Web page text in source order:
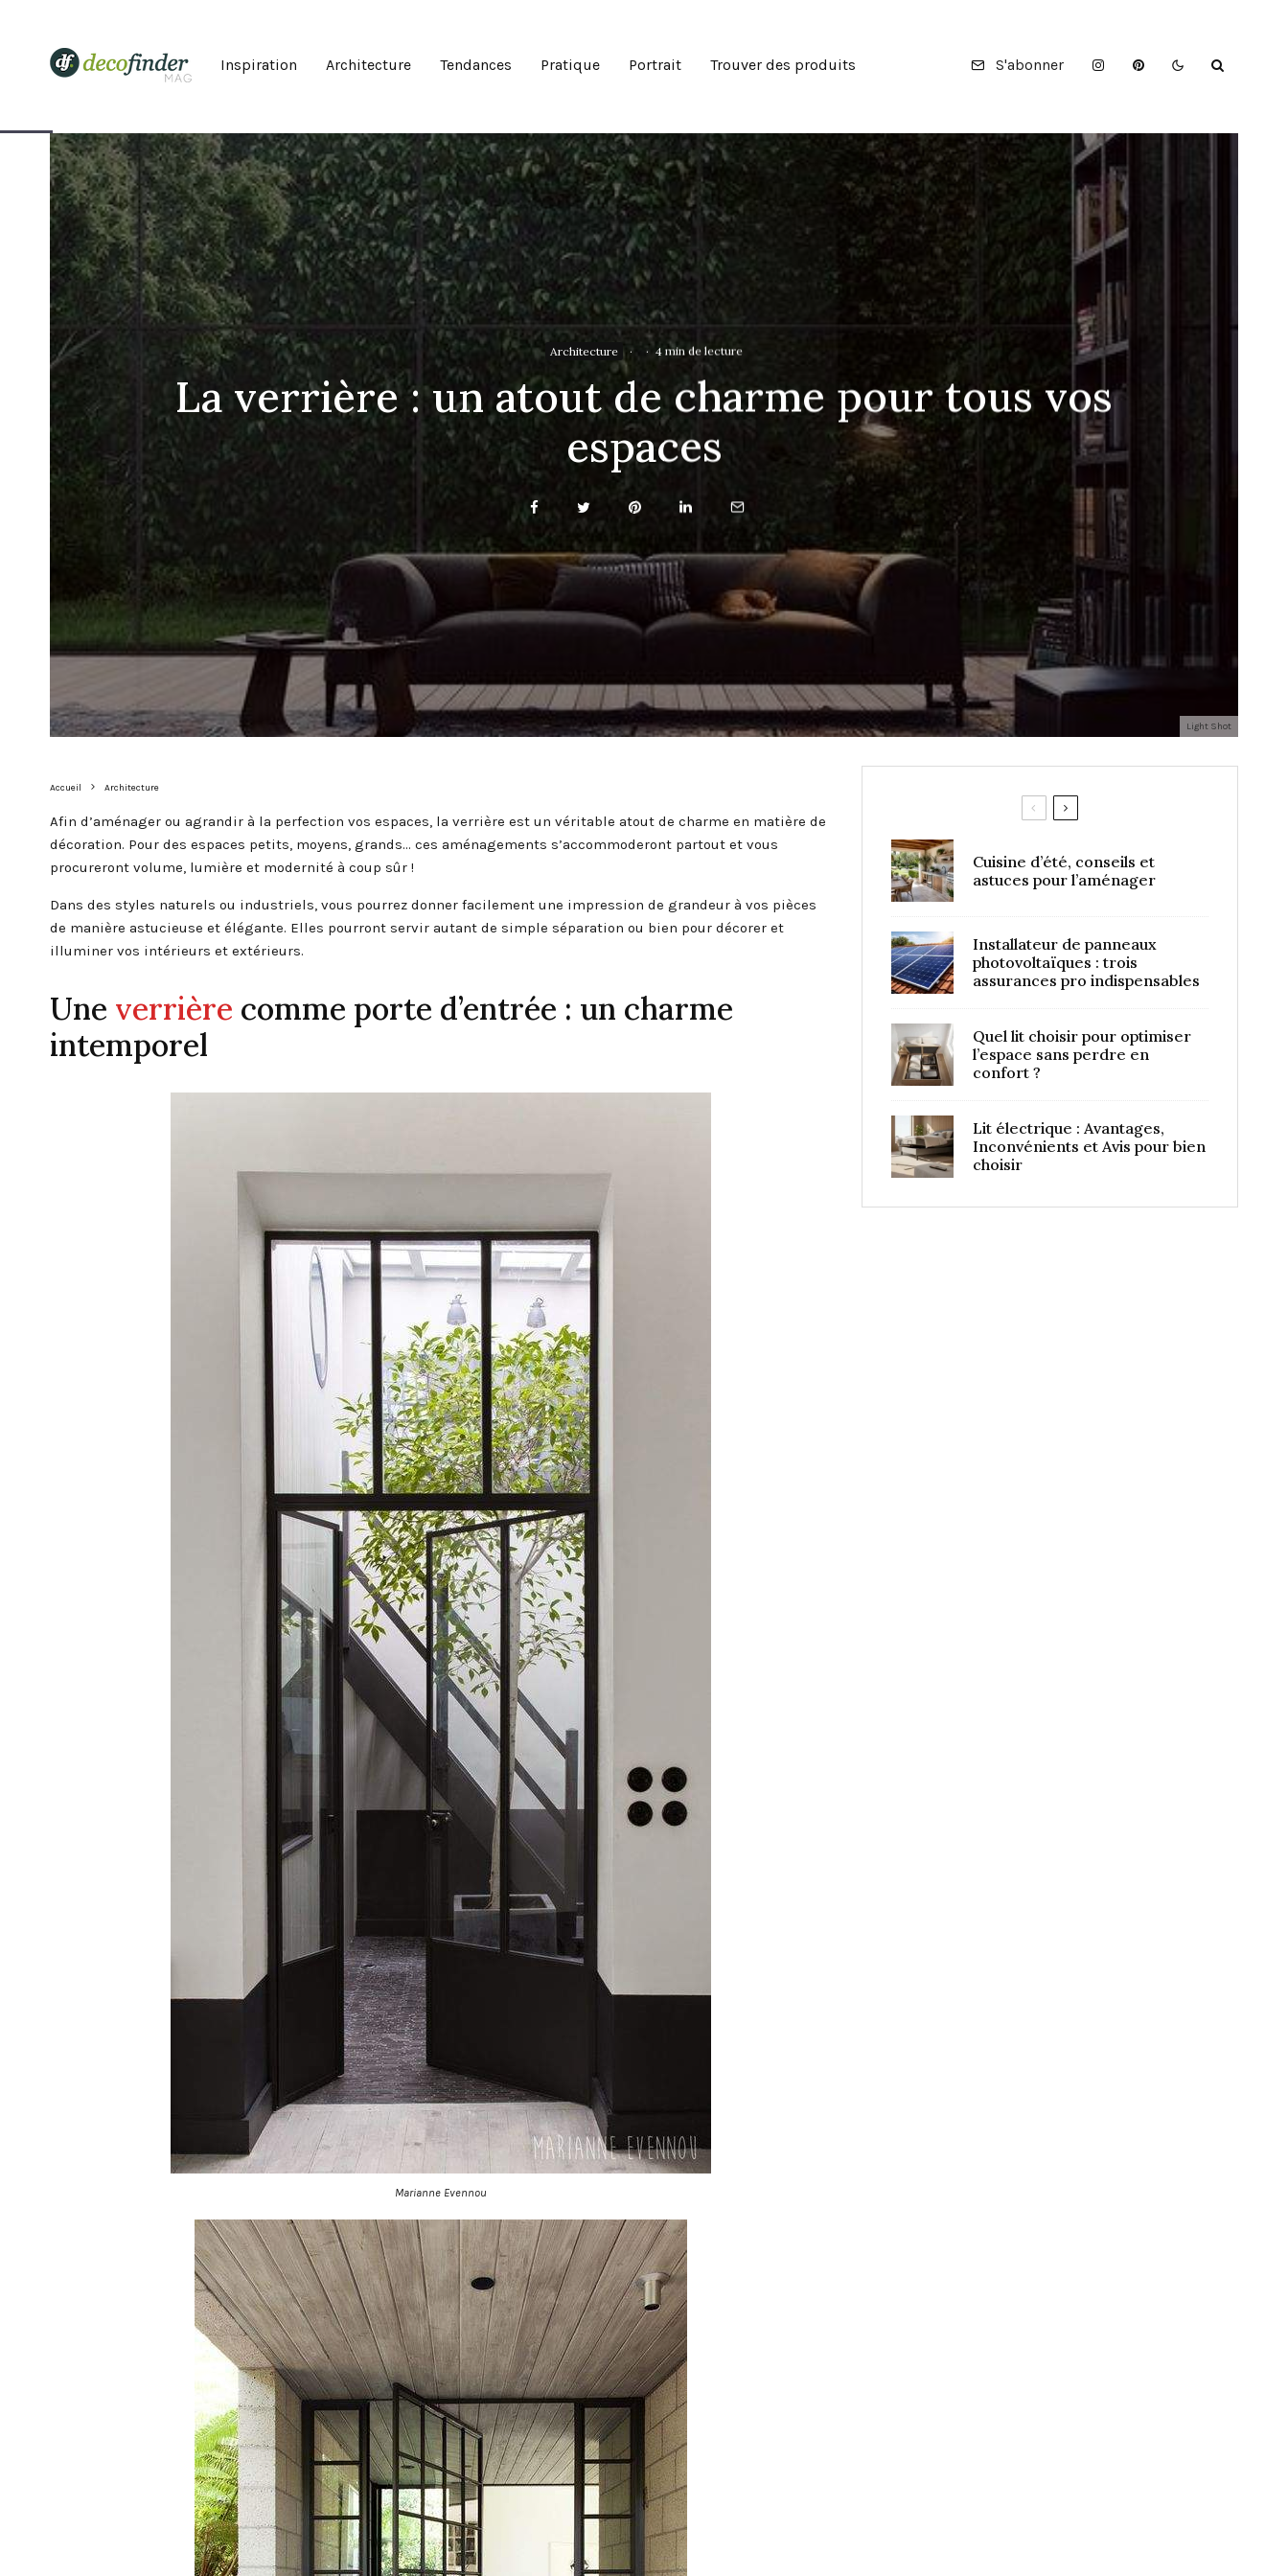
Inspiration Architecture Tendances Pratique Portrait Trouver des produits S'abonner
Light Shot
Architecture · · 4 min de lecture
La verrière : un atout de charme pour tous vos
espaces
Accueil Architecture
Afin d’aménager ou agrandir à la perfection vos espaces, la verrière est un véritable atout de charme en matière de
décoration. Pour des espaces petits, moyens, grands… ces aménagements s’accommoderont partout et vous
procureront volume, lumière et modernité à coup sûr !
Dans des styles naturels ou industriels, vous pourrez donner facilement une impression de grandeur à vos pièces
de manière astucieuse et élégante. Elles pourront servir autant de simple séparation ou bien pour décorer et
illuminer vos intérieurs et extérieurs.
Une verrière comme porte d’entrée : un charme
intemporel
Marianne Evennou
Cuisine d’été, conseils et
astuces pour l’aménager
Installateur de panneaux
photovoltaïques : trois
assurances pro indispensables
Quel lit choisir pour optimiser
l’espace sans perdre en
confort ?
Lit électrique : Avantages,
Inconvénients et Avis pour bien
choisir